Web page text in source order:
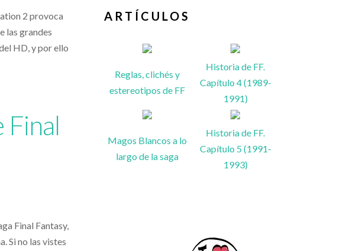
2 provoca
las grandes
HD, y por ello
Final
Final Fantasy,
Si no las vistes
ARTÍCULOS
Reglas, clichés y
estereotipos de FF
Historia de FF.
Capítulo 4 (1989-
1991)
Magos Blancos a lo
largo de la saga
Historia de FF.
Capítulo 5 (1991-
1993)